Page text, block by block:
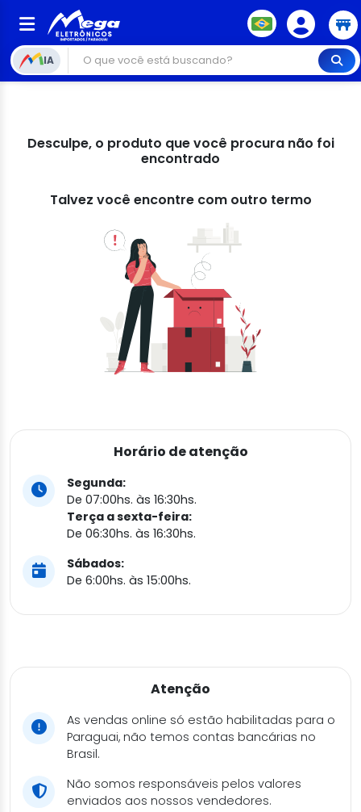
IA
Desculpe, o produto que você procura não foi
encontrado
Talvez você encontre com outro termo
Horário de atenção
Segunda:
De 07:00hs. às 16:30hs.
Terça a sexta-feira:
De 06:30hs. às 16:30hs.
Sábados:
De 6:00hs. às 15:00hs.
Atenção
As vendas online só estão habilitadas para o
Paraguai, não temos contas bancárias no
Brasil.
Não somos responsáveis pelos valores
enviados aos nossos vendedores.